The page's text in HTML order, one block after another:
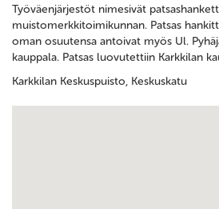
Työväenjärjestöt nimesivät
muistomerkkitoimikunnan. Patsas
oman osuutensa antoivat myös Ul.
kauppala. Patsas luovutettiin Karkkilan
Karkkilan Keskuspuisto, Keskuskatu